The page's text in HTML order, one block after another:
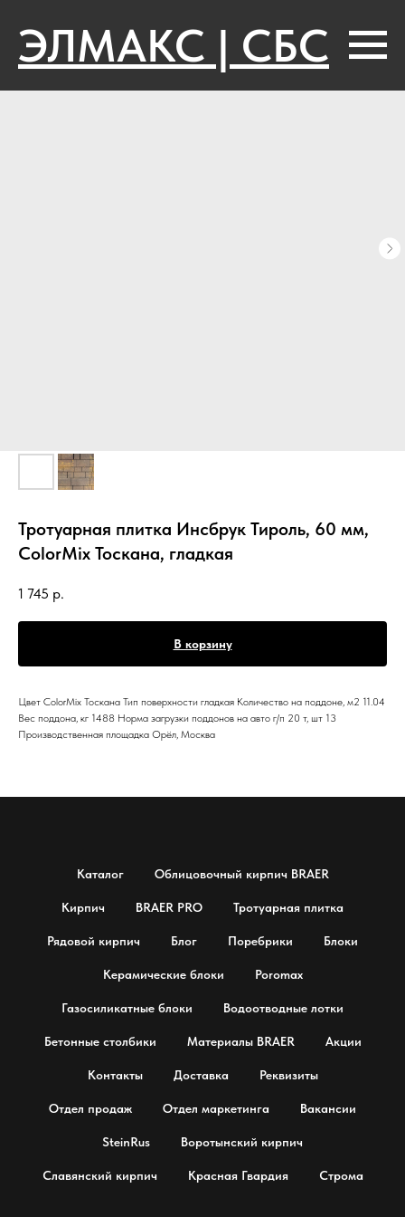
ЭЛМАКС | СБС
Тротуарная плитка Инсбрук Тироль, 60 мм,
ColorMix Тоскана, гладкая
1 745 р.
В корзину
Цвет ColorMix Тоскана Тип поверхности гладкая Количество на поддоне, м2 11.04
Вес поддона, кг 1488 Норма загрузки поддонов на авто г/п 20 т, шт 13
Производственная площадка Орёл, Москва
Каталог Облицовочный кирпич BRAER
Кирпич BRAER PRO Тротуарная плитка
Рядовой кирпич Блог Поребрики Блоки
Керамические блоки Poromax
Газосиликатные блоки Водоотводные лотки
Бетонные столбики Материалы BRAER Акции
Контакты Доставка Реквизиты
Отдел продаж Отдел маркетинга Вакансии
SteinRus Воротынский кирпич
Славянский кирпич Красная Гвардия Строма